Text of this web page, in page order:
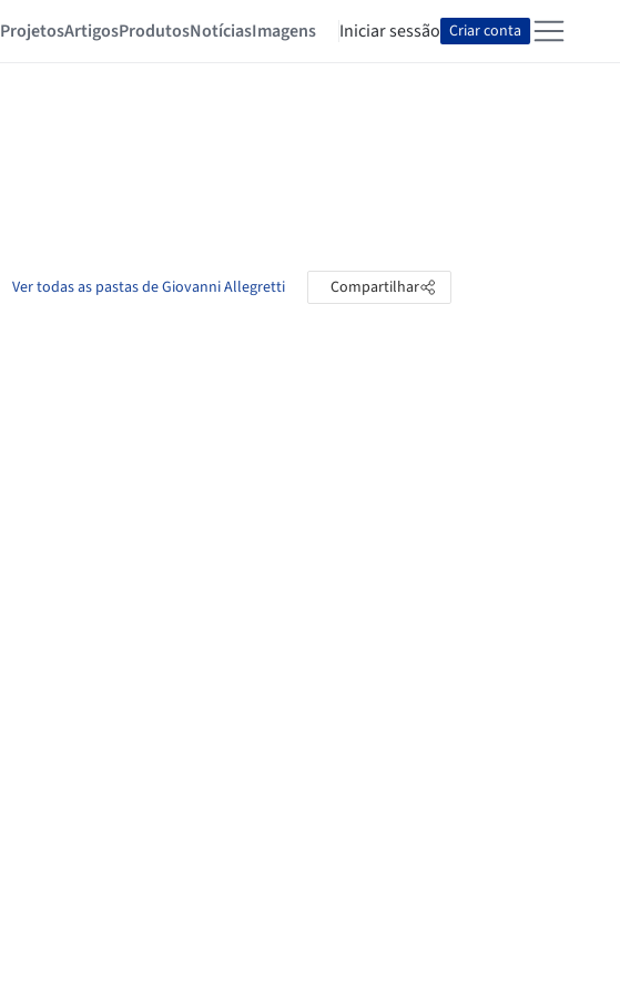
ProjetosArtigosProdutosNotíciasImagens Iniciar sessão Criar conta
Ver todas as pastas de Giovanni Allegretti Compartilhar